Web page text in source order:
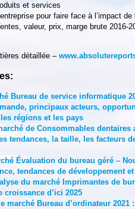
et services
pour faire face à l’impact de
valeur, prix, marge brute 2016-
détaillée –
Bureau de service informatique
principaux acteurs,
régions et les pays
de Consommables
tendances, la taille, les facteurs
Évaluation du bureau géré –
tendances de développement
du marché Imprimantes de
croissance d’ici 2025
marché Bureau d’ordinateur